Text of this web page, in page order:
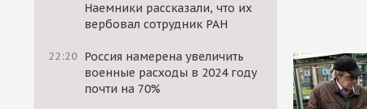
Наемники рассказали, что их
вербовал сотрудник РАН
22:20 Россия намерена увеличить
военные расходы в 2024 году
почти на 70%